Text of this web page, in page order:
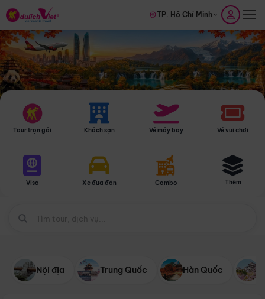
TP. Hồ Chí Minh
Tour trọn gói Khách sạn Vé máy bay Vé vui chơi
Visa Xe đưa đón Combo Thêm
Nội địa Trung Quốc Hàn Quốc